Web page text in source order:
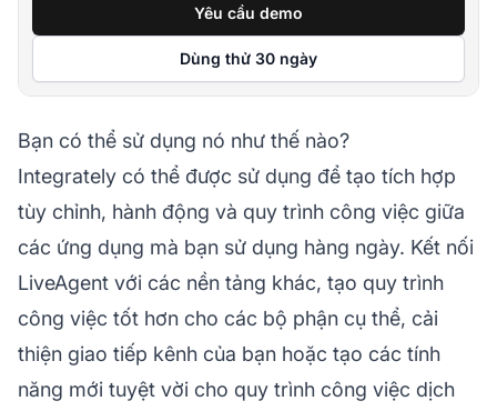
Yêu cầu demo
Dùng thử 30 ngày
Bạn có thể sử dụng nó như thế nào?
Integrately có thể được sử dụng để tạo tích hợp
tùy chỉnh, hành động và quy trình công việc giữa
các ứng dụng mà bạn sử dụng hàng ngày. Kết nối
LiveAgent với các nền tảng khác, tạo quy trình
công việc tốt hơn cho các bộ phận cụ thể, cải
thiện giao tiếp kênh của bạn hoặc tạo các tính
năng mới tuyệt vời cho quy trình công việc dịch